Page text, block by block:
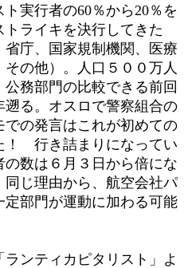
実行者の60％から20％を
ライキを決行してきた
省庁、国家規制機関、医療
の他）。人口５００万人
務部門の比較できる前回
る。オスロで警察組合の
の発言はこれが初めての
！ 行き詰まりになってい
数は６月３日から倍にな
じ理由から、航空会社パ
部門が運動に加わる可能
ランティカピタリスト」よ